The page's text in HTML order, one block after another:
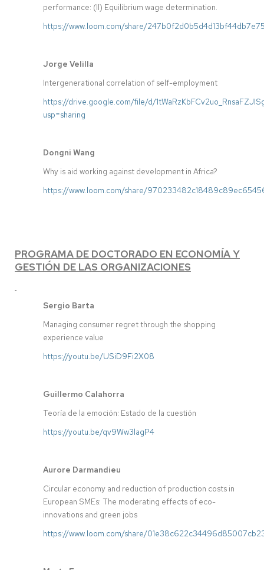
performance: (II) Equilibrium wage determination.
https://www.loom.com/share/
Jorge Velilla
Intergenerational correlation of self-employment
https://drive.google.com/file/d/
usp=sharing
Dongni Wang
Why is aid working against development in Africa?
https://www.loom.com/share/
PROGRAMA DE DOCTORADO EN ECONOMÍA Y
GESTIÓN DE LAS ORGANIZACIONES
Sergio Barta
Managing consumer regret through the shopping
experience value
https://youtu.be/USiD9Fi2X08
Guillermo Calahorra
Teoría de la emoción: Estado de la cuestión
https://youtu.be/qv9Ww3lagP4
Aurore Darmandieu
Circular economy and reduction of production costs in
European SMEs: The moderating effects of eco-
innovations and green jobs
https://www.loom.com/share/